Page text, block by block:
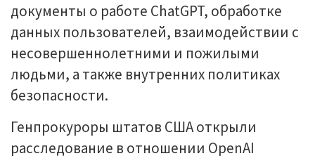
документы о работе ChatGPT, обработке
данных пользователей, взаимодействии с
несовершеннолетними и пожилыми
людьми, а также внутренних политиках
безопасности.
Генпрокуроры штатов США открыли
расследование в отношении OpenAI